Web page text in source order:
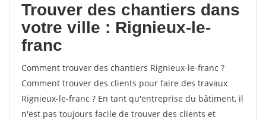
Trouver des chantiers dans
votre ville : Rignieux-le-
franc
Comment trouver des chantiers Rignieux-le-franc ?
Comment trouver des clients pour faire des travaux
Rignieux-le-franc ? En tant qu'entreprise du bâtiment, il
n'est pas toujours facile de trouver des clients et